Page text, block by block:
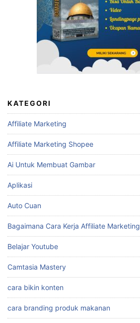
KATEGORI
Affiliate Marketing
Affiliate Marketing Shopee
Ai Untuk Membuat Gambar
Aplikasi
Auto Cuan
Bagaimana Cara Kerja Affiliate Marketing
Belajar Youtube
Camtasia Mastery
cara bikin konten
cara branding produk makanan